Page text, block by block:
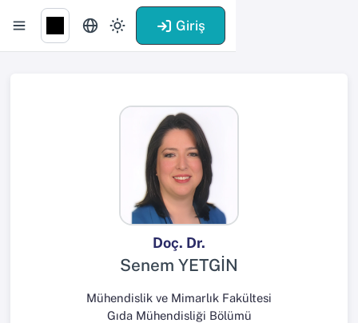
Giriş
Doç. Dr.
Senem YETGİN
Mühendislik ve Mimarlık Fakültesi
Gıda Mühendisliği Bölümü